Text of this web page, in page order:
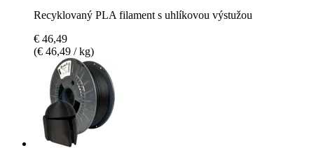
Recyklovaný PLA filament s uhlíkovou výstužou
€ 46,49
(€ 46,49 / kg)